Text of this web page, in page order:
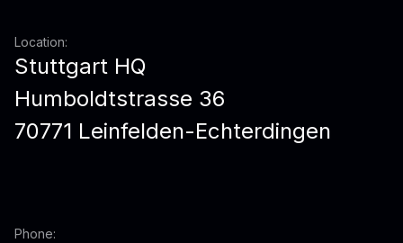
Location:
Stuttgart HQ
Humboldtstrasse 36
70771 Leinfelden-Echterdingen
Phone: